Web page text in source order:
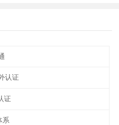
认证
证
系